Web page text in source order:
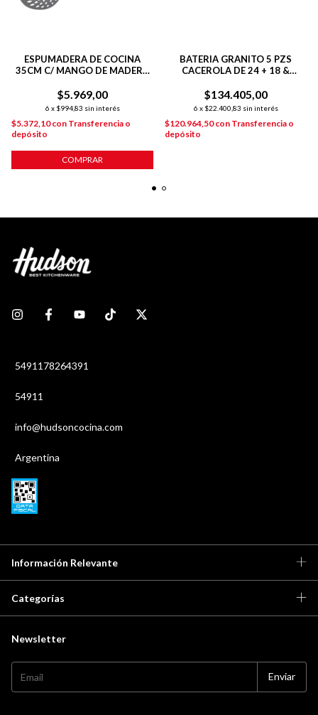
ESPUMADERA DE COCINA
35CM C/ MANGO DE MADERA
$5.969,00
6 x $994,83 sin interés
$5.372,10con Transferencia o
depósito
COMPRAR
BATERIA GRANITO 5 PZS
CACEROLA DE 24 + 18 &
ANTIADHERENTE
$134.405,00
6 x $22.400,83 sin interés
$120.964,50con Transferencia o
depósito
5491178264391
54911
info@hudsoncocina.com
Argentina
Información Relevante
Categorías
Newsletter